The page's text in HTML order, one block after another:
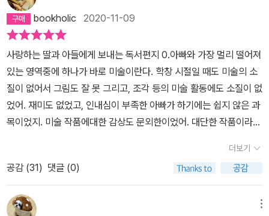
bookholic 2020-11-09
사랑하는 딸과 아들에게 보내는 독서편지 0.아빠와 가장 멀리 떨어져
있는 영역중에 하나가 바로 미술이란다. 학창 시절일 때도 미술의 소
질이 없어서 그림도 잘 못 그리고, 조각 등의 미술 활동에도 소질이 없
었어. 재미도 없었고, 인내심이 부족한 아빠가 하기에는 쉽지 않은 과
목이었지. 미술 작품에대한 감상도 문외한이었어. 대단한 작품이라고
술에 관련된 책들을 찾아 읽는 편이야. 그렇다고미술에 대한 감각이
늘어난 것은 아니지만 말이야. 고흐 같은 삶을 알았을 때, 그의 그림이
달리 보이게 된다는 것이 그나마 그림을 조금 이해하게 되었다고 할
까. 그렇듯 책을 통해 미술가와 미술작품에 대한 소개를 읽고 난 다음,
더보기
공감 (31) 댓글 (0)